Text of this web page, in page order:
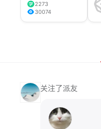
2273
30074
关注了派友